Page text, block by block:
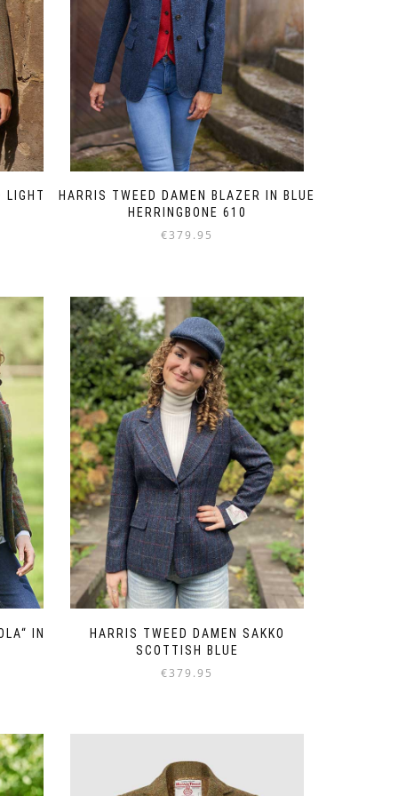
Produktseite
gewählt
werden
LIGHT
HARRIS TWEED DAMEN BLAZER IN BLUE
HERRINGBONE 610
€379.95
weist
mehrere
Varianten
auf.
Die
Optionen
können
auf
der
Produktseite
gewählt
werden
IN
HARRIS TWEED DAMEN SAKKO
SCOTTISH BLUE
€379.95
weist
Varianten
auf.